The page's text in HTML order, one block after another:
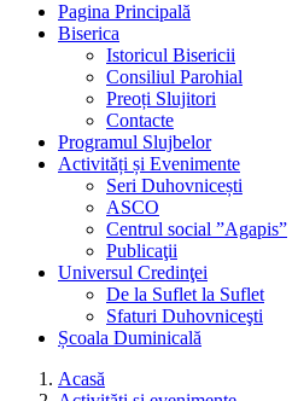
Pagina Principală
Biserica
Istoricul Bisericii
Consiliul Parohial
Preoți Slujitori
Contacte
Programul Slujbelor
Activități și Evenimente
Seri Duhovnicești
ASCO
Centrul social ”Agapis”
Publicaţii
Universul Credinţei
De la Suflet la Suflet
Sfaturi Duhovniceşti
Școala Duminicală
Acasă